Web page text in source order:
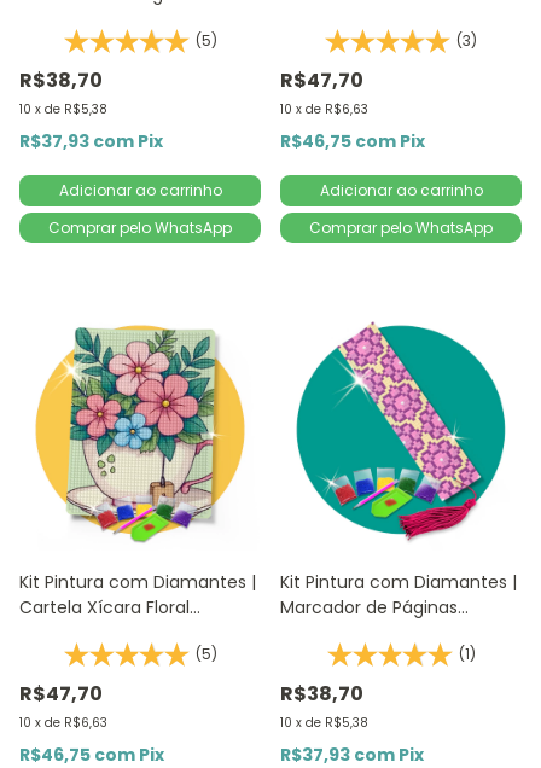
Diamante Redondo |
Diamond Painting
(5)
R$38,70
10 x de R$5,38
R$37,93 com Pix
Comprar pelo WhatsApp
Redondo | Diamond Painting
5D D
(3)
R$47,70
10 x de R$6,63
R$46,75 com Pix
Comprar pelo WhatsApp
Kit Pintura com Diamantes |
Cartela Xícara Floral
Redondo | Diamond Painting
5D D
(5)
R$47,70
10 x de R$6,63
R$46,75 com Pix
Kit Pintura com Diamantes |
Marcador de Páginas
4,2x18,9cm - Diamante
Redondo | Diamond Painting
DIY
(1)
R$38,70
10 x de R$5,38
R$37,93 com Pix